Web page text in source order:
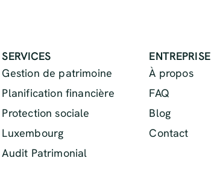
SERVICES
Gestion de patrimoine
Planification financière
Protection sociale
Luxembourg
Audit Patrimonial
ENTREPRISE
À propos
FAQ
Blog
Contact